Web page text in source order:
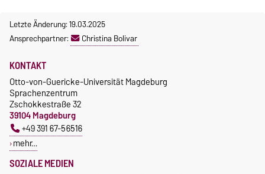
Letzte Änderung: 19.03.2025
Ansprechpartner:
Christina Bolivar
SOZIALE MEDIEN
KONTAKT
Otto-von-Guericke-Universität Magdeburg
Sprachenzentrum
Zschokkestraße 32
39104 Magdeburg
+49 391 67-56516
mehr…